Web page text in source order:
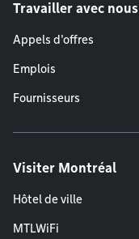
Travailler avec nous
Appels d'offres
Emplois
Fournisseurs
Visiter Montréal
Hôtel de ville
MTLWiFi